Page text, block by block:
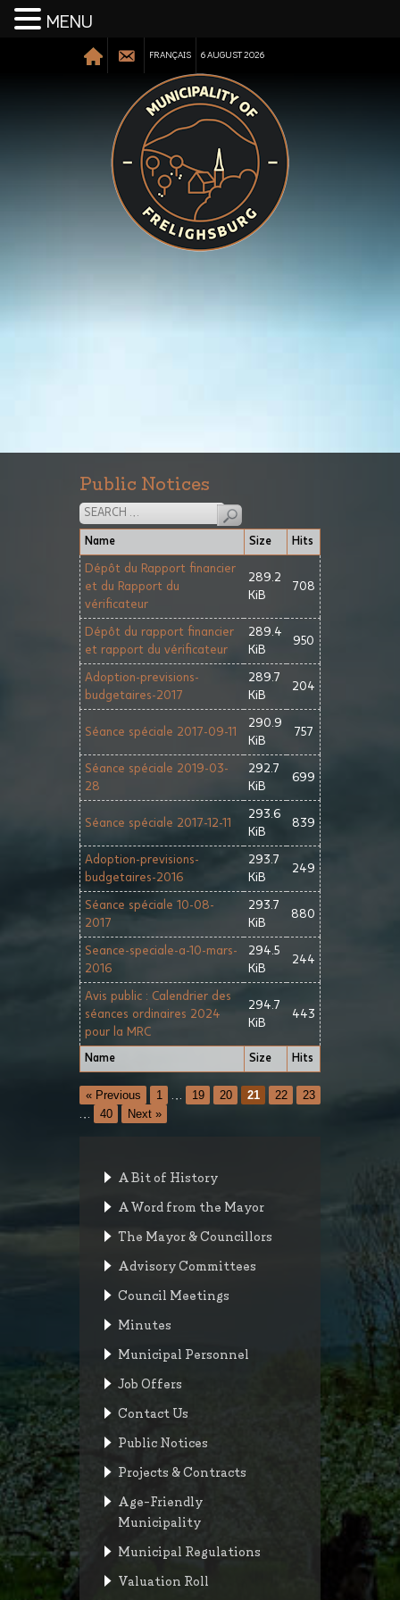
FRANÇAIS 6 AUGUST 2026
Public Notices
Name Size Hits
Name Size Hits
Dépôt du Rapport financier
et du Rapport du
vérificateur
289.2
KiB
708
Dépôt du rapport financier
et rapport du vérificateur
289.4
KiB
950
Adoption-previsions-
budgetaires-2017
289.7
KiB
204
Séance spéciale 2017-09-11
290.9
KiB
757
Séance spéciale 2019-03-
28
292.7
KiB
699
Séance spéciale 2017-12-11
293.6
KiB
839
Adoption-previsions-
budgetaires-2016
293.7
KiB
249
Séance spéciale 10-08-
2017
293.7
KiB
880
Seance-speciale-a-10-mars-
2016
294.5
KiB
244
Avis public : Calendrier des
séances ordinaires 2024
pour la MRC
294.7
KiB
443
« Previous 1 … 19 20 21 22
23
…
40 Next »
A Bit of History
A Word from the Mayor
The Mayor & Councillors
Advisory Committees
Council Meetings
Minutes
Municipal Personnel
Job Offers
Contact Us
Public Notices
Projects & Contracts
Age-Friendly
Municipality
Municipal Regulations
Valuation Roll
MENU